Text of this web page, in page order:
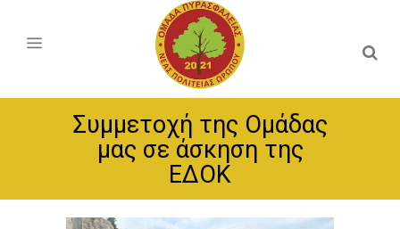
Συμμετοχή της Ομάδας
μας σε άσκηση της
ΕΔΟΚ